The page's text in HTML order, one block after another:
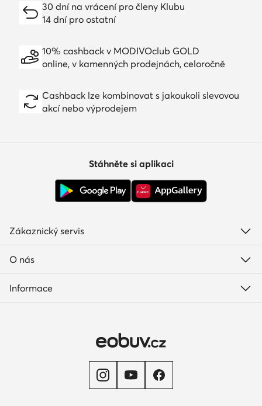
30 dní na vrácení pro členy Klubu
14 dní pro ostatní
10% cashback v MODIVOclub GOLD
online, v kamenných prodejnách, celoročně
Cashback lze kombinovat s jakoukoli slevovou
akcí nebo výprodejem
Stáhněte si aplikaci
Zákaznický servis
O nás
Informace